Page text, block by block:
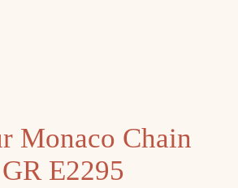
Monaco Chain
E2295